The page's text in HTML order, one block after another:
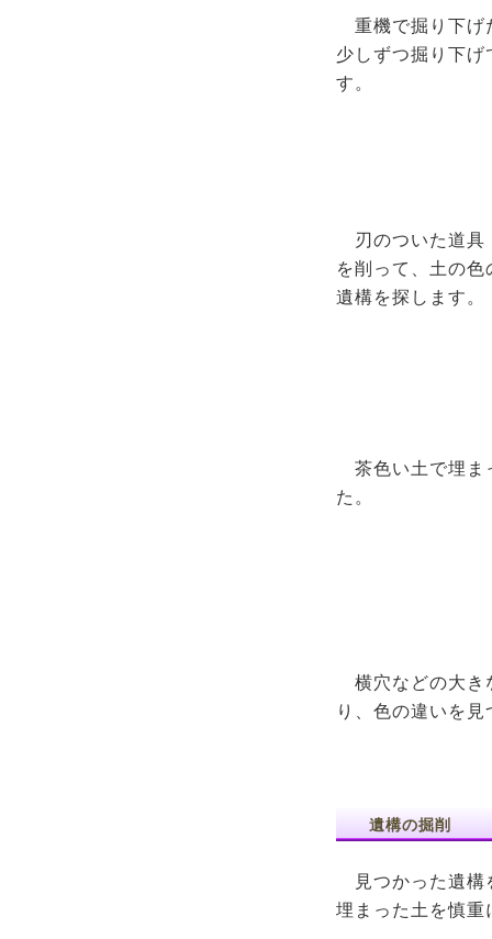
重機で掘り下げ
少しずつ掘り下
す。
刃のついた道具
を削って、土の
遺構を探します。
茶色い土で埋ま
た。
横穴などの大き
り、色の違いを
遺構の掘削
見つかった遺構
埋まった土を慎重